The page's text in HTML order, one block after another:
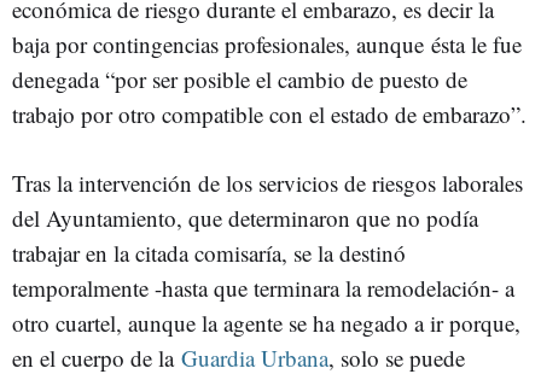
económica de riesgo durante el embarazo, es decir la
baja por contingencias profesionales, aunque ésta le fue
denegada “por ser posible el cambio de puesto de
trabajo por otro compatible con el estado de embarazo”.
Tras la intervención de los servicios de riesgos laborales
del Ayuntamiento, que determinaron que no podía
trabajar en la citada comisaría, se la destinó
temporalmente -hasta que terminara la remodelación- a
otro cuartel, aunque la agente se ha negado a ir porque,
en el cuerpo de la Guardia Urbana, solo se puede